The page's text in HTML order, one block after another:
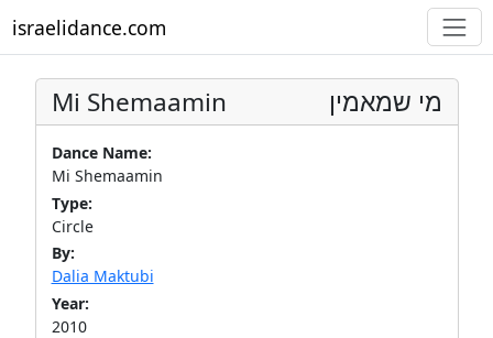
israelidance.com
Mi Shemaamin מי שמאמין
Dance Name:
Mi Shemaamin
Type:
Circle
By:
Dalia Maktubi
Year:
2010